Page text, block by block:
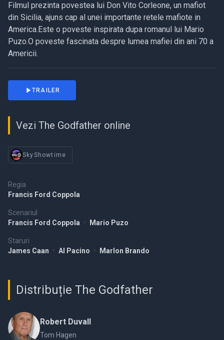
Filmul prezinta povestea lui Don Vito Corleone, un mafiot
din Sicilia, ajuns cap al unei importante retele mafiote in
America.Este o poveste inspirata dupa romanul lui Mario
Puzo.O poveste fascinata despre lumea mafiei din ani 70 a
Americii.
Regia
Francis Ford Coppola
Scenariul
Francis Ford Coppola • Mario Puzo
Staruri
James Caan • Al Pacino • Marlon Brando
TRAILER
Vezi The Godfather online
SkyShowtime
Distribuție The Godfather
Robert Duvall
Tom Hagen